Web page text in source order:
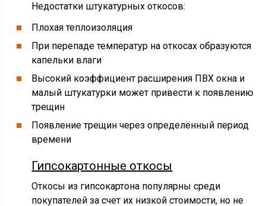
Недостатки штукатурных откосов:
Плохая теплоизоляция
При перепаде температур на откосах образуются
капельки влаги
Высокий коэффициент расширения ПВХ окна и
малый штукатурки может привести к появлению
трещин
Появление трещин через определённый период
времени
Гипсокартонные откосы
Откосы из гипсокартона популярны среди
покупателей за счет их низкой стоимости, но не